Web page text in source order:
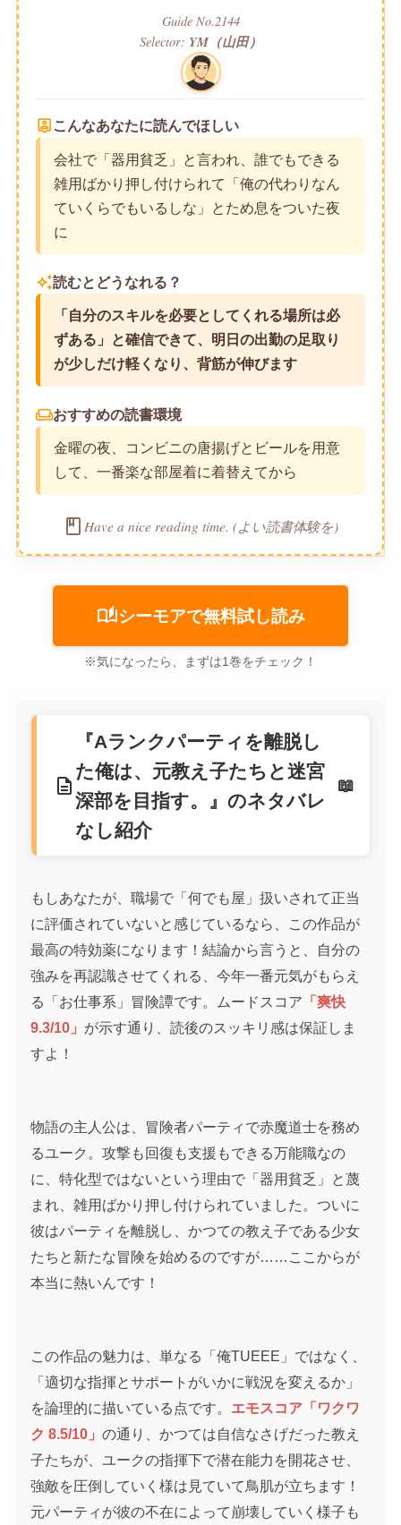
Guide No.2144
Selector: YM（山田）
person_pin こんなあなたに読んでほしい
会社で「器用貧乏」と言われ、誰でもできる
雑用ばかり押し付けられて「俺の代わりなん
ていくらでもいるしな」とため息をついた夜
に
auto_awesome読むとどうなれる？
「自分のスキルを必要としてくれる場所は必
ずある」と確信できて、明日の出勤の足取り
が少しだけ軽くなり、背筋が伸びます
weekendおすすめの読書環境
金曜の夜、コンビニの唐揚げとビールを用意
して、一番楽な部屋着に着替えてから
book Have a nice reading time. (よい読書体験を)
auto_storiesシーモアで無料試し読み
※気になったら、まずは1巻をチェック！
description
『Aランクパーティを離脱し
た俺は、元教え子たちと迷宮
深部を目指す。』のネタバレ
なし紹介
もしあなたが、職場で「何でも屋」扱いされて正当
に評価されていないと感じているなら、この作品が
最高の特効薬になります！結論から言うと、自分の
強みを再認識させてくれる、今年一番元気がもらえ
る「お仕事系」冒険譚です。ムードスコア 「爽快
9.3/10」 が示す通り、読後のスッキリ感は保証しま
すよ！
物語の主人公は、冒険者パーティで赤魔道士を務め
るユーク。攻撃も回復も支援もできる万能職なの
に、特化型ではないという理由で「器用貧乏」と蔑
まれ、雑用ばかり押し付けられていました。ついに
彼はパーティを離脱し、かつての教え子である少女
たちと新たな冒険を始めるのですが……ここからが
本当に熱いんです！
この作品の魅力は、単なる「俺TUEEE」ではなく、
「適切な指揮とサポートがいかに戦況を変えるか」
を論理的に描いている点です。 エモスコア「ワクワ
ク 8.5/10」の通り、かつては自信なさげだった教え
子たちが、ユークの指揮下で潜在能力を開花させ、
強敵を圧倒していく様は見ていて鳥肌が立ちます！
元パーティが彼の不在によって崩壊していく様子も